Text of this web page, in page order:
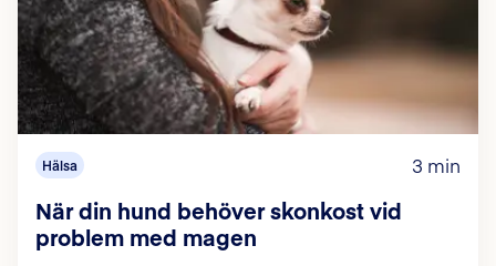
Hälsa 3 min
När din hund behöver skonkost vid
problem med magen